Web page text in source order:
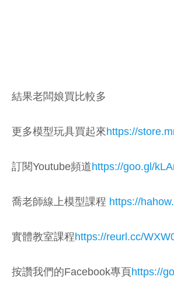
結果老闆娘買比較多
更多模型玩具買起來https://
訂閱Youtube頻道https://goo.gl/
喬老師線上模型課程 https://
實體教室課程https://reurl.cc/
按讚我們的Facebook專頁https://